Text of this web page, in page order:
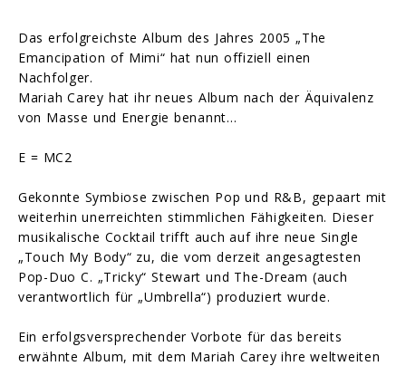
Das erfolgreichste Album des Jahres 2005 „The
Emancipation of Mimi“ hat nun offiziell einen
Nachfolger.
Mariah Carey hat ihr neues Album nach der Äquivalenz
von Masse und Energie benannt…
E = MC2
Gekonnte Symbiose zwischen Pop und R&B, gepaart mit
weiterhin unerreichten stimmlichen Fähigkeiten. Dieser
musikalische Cocktail trifft auch auf ihre neue Single
„Touch My Body“ zu, die vom derzeit angesagtesten
Pop-Duo C. „Tricky“ Stewart und The-Dream (auch
verantwortlich für „Umbrella“) produziert wurde.
Ein erfolgsversprechender Vorbote für das bereits
erwähnte Album, mit dem Mariah Carey ihre weltweiten